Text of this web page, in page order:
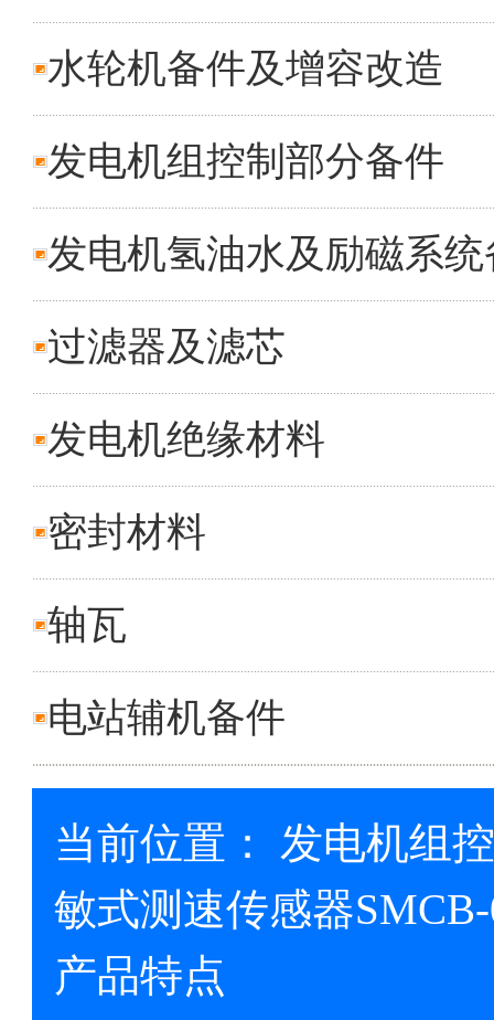
水轮机备件及增容改造
发电机组控制部分备件
发电机氢油水及励磁系统
过滤器及滤芯
发电机绝缘材料
密封材料
轴瓦
电站辅机备件
当前位置： 发电机组
敏式测速传感器
产品特点